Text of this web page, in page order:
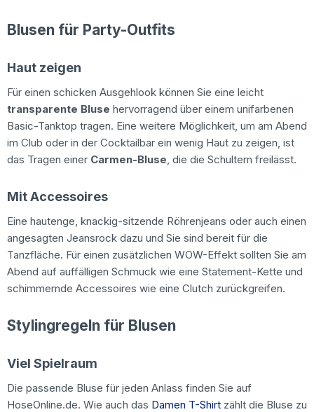
Blusen für Party-Outfits
Haut zeigen
Für einen schicken Ausgehlook können Sie eine leicht
transparente Bluse hervorragend über einem unifarbenen
Basic-Tanktop tragen. Eine weitere Möglichkeit, um am Abend
im Club oder in der Cocktailbar ein wenig Haut zu zeigen, ist
das Tragen einer Carmen-Bluse , die die Schultern freilässt.
Mit Accessoires
Eine hautenge, knackig-sitzende Röhrenjeans oder auch einen
angesagten Jeansrock dazu und Sie sind bereit für die
Tanzfläche. Für einen zusätzlichen WOW-Effekt sollten Sie am
Abend auf auffälligen Schmuck wie eine Statement-Kette und
schimmernde Accessoires wie eine Clutch zurückgreifen.
Stylingregeln für Blusen
Viel Spielraum
Die passende Bluse für jeden Anlass finden Sie auf
HoseOnline.de. Wie auch das Damen T-Shirt zählt die Bluse zu